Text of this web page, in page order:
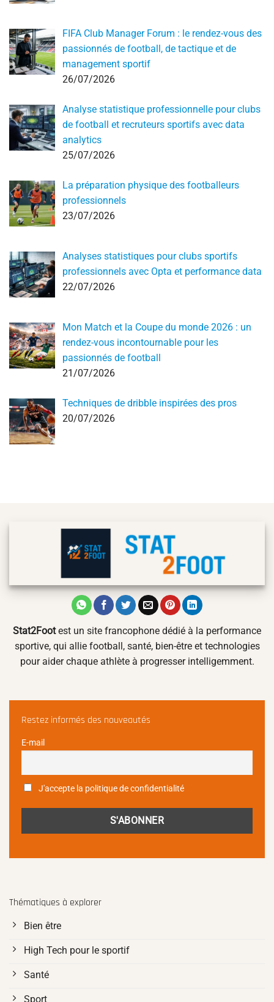
FIFA Club Manager Forum : le rendez-vous des
passionnés de football, de tactique et de
management sportif
26/07/2026
Analyse statistique professionnelle pour clubs
de football et recruteurs sportifs avec data
analytics
25/07/2026
La préparation physique des footballeurs
professionnels
23/07/2026
Analyses statistiques pour clubs sportifs
professionnels avec Opta et performance data
22/07/2026
Mon Match et la Coupe du monde 2026 : un
rendez-vous incontournable pour les
passionnés de football
21/07/2026
Techniques de dribble inspirées des pros
20/07/2026
Stat2Footest un site francophone dédié à la performance
sportive, qui allie football, santé, bien-être et technologies
pour aider chaque athlète à progresser intelligemment.
Restez informés des nouveautés
E-mail
J'accepte la politique de confidentialité
Thématiques à explorer
Bien être
High Tech pour le sportif
Santé
Sport